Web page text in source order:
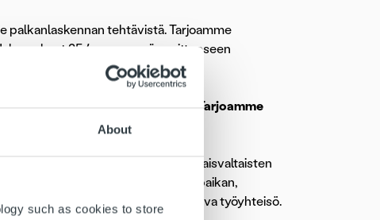
About
such as cookies to store
palkanlaskennan tehtävistä. Tarjoamme
25.4. mennessä osoitteeseen
palkanlaskennan tehtävistä. Tarjoamme
jonka kilpailukyky pohjautuu kokonaisvaltaisten
Tarjoamme sinulle vakituisen työpaikan,
Tukenasi on laaja konserni ja osaava työyhteisö.